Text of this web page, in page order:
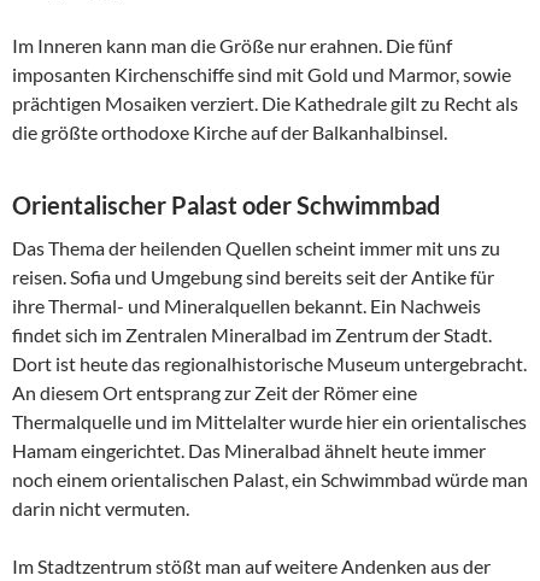
Im Inneren kann man die Größe nur erahnen. Die fünf
imposanten Kirchenschiffe sind mit Gold und Marmor, sowie
prächtigen Mosaiken verziert. Die Kathedrale gilt zu Recht als
die größte orthodoxe Kirche auf der Balkanhalbinsel.
Orientalischer Palast oder Schwimmbad
Das Thema der heilenden Quellen scheint immer mit uns zu
reisen. Sofia und Umgebung sind bereits seit der Antike für
ihre Thermal- und Mineralquellen bekannt. Ein Nachweis
findet sich im Zentralen Mineralbad im Zentrum der Stadt.
Dort ist heute das regionalhistorische Museum untergebracht.
An diesem Ort entsprang zur Zeit der Römer eine
Thermalquelle und im Mittelalter wurde hier ein orientalisches
Hamam eingerichtet. Das Mineralbad ähnelt heute immer
noch einem orientalischen Palast, ein Schwimmbad würde man
darin nicht vermuten.
Im Stadtzentrum stößt man auf weitere Andenken aus der